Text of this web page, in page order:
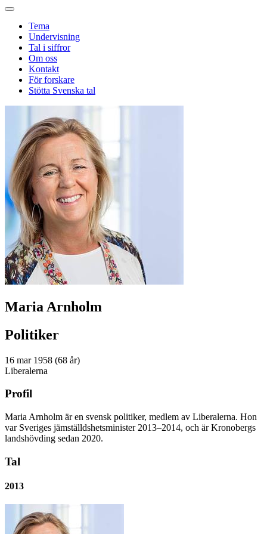
Tema
Undervisning
Tal i siffror
Om oss
Kontakt
För forskare
Stötta Svenska tal
Maria Arnholm
Politiker
16 mar 1958 (68 år)
Liberalerna
Profil
Maria Arnholm är en svensk politiker, medlem av Liberalerna. Hon
var Sveriges jämställdshetsminister 2013–2014, och är Kronobergs
landshövding sedan 2020.
Tal
2013